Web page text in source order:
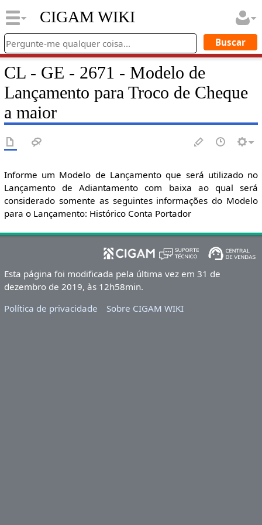
CIGAM WIKI
CL - GE - 2671 - Modelo de
Lançamento para Troco de Cheque
a maior
Informe um Modelo de Lançamento que será utilizado no
Lançamento de Adiantamento com baixa ao qual será
considerado somente as seguintes informações do Modelo
para o Lançamento: Histórico Conta Portador
Esta página foi modificada pela última vez em 31 de
dezembro de 2019, às 12h58min.
Política de privacidade
Sobre CIGAM WIKI